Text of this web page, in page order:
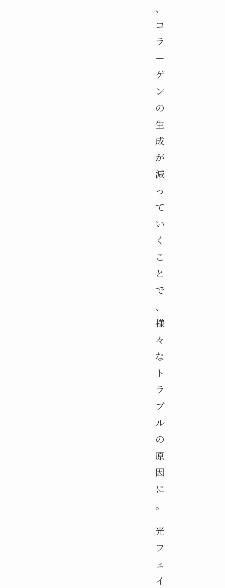
、
コ
ラ
ー
ゲ
ン
の
生
成
が
減
っ
て
い
く
こ
と
で
、
様
々
な
ト
ラ
ブ
ル
の
原
因
に
。
光
フ
ェ
イ